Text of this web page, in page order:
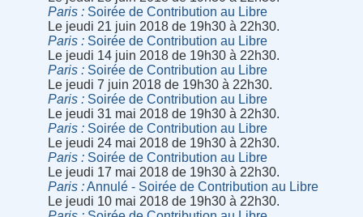
Paris
Soirée de Contribution au Libre
Le jeudi 21 juin 2018 de 19h30 à 22h30.
Paris
Soirée de Contribution au Libre
Le jeudi 14 juin 2018 de 19h30 à 22h30.
Paris
Soirée de Contribution au Libre
Le jeudi 7 juin 2018 de 19h30 à 22h30.
Paris
Soirée de Contribution au Libre
Le jeudi 31 mai 2018 de 19h30 à 22h30.
Paris
Soirée de Contribution au Libre
Le jeudi 24 mai 2018 de 19h30 à 22h30.
Paris
Soirée de Contribution au Libre
Le jeudi 17 mai 2018 de 19h30 à 22h30.
Paris
Annulé - Soirée de Contribution au Libre
Le jeudi 10 mai 2018 de 19h30 à 22h30.